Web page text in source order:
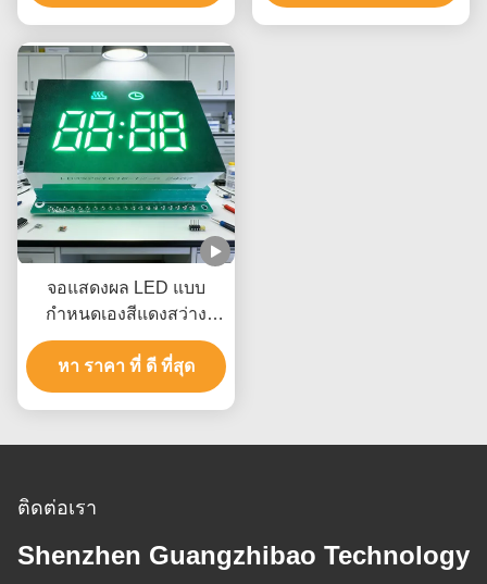
จอแสดงผล LED แบบ
กำหนดเองสีแดงสว่าง
พิเศษ 4 หลักสำหรับการวัด
ทางอุตสาหกรรมและ
อุปกรณ์ดิจิทัล
หา ราคา ที่ ดี ที่สุด
ติดต่อเรา
Shenzhen Guangzhibao Technology